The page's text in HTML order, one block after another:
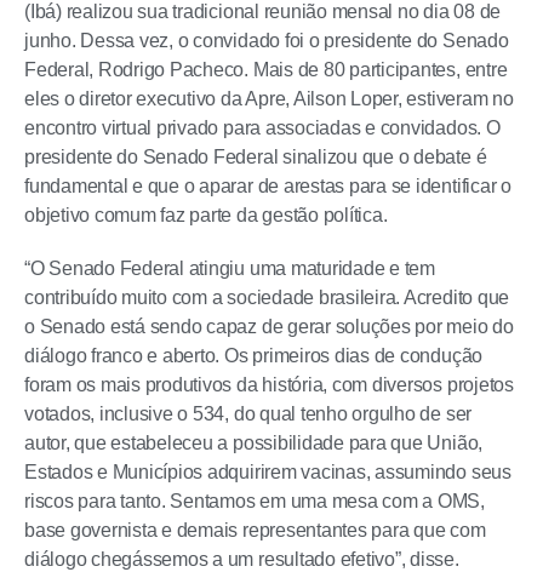
(Ibá) realizou sua tradicional reunião mensal no dia 08 de
junho. Dessa vez, o convidado foi o presidente do Senado
Federal, Rodrigo Pacheco. Mais de 80 participantes, entre
eles o diretor executivo da Apre, Ailson Loper, estiveram no
encontro virtual privado para associadas e convidados. O
presidente do Senado Federal sinalizou que o debate é
fundamental e que o aparar de arestas para se identificar o
objetivo comum faz parte da gestão política.
“O Senado Federal atingiu uma maturidade e tem
contribuído muito com a sociedade brasileira. Acredito que
o Senado está sendo capaz de gerar soluções por meio do
diálogo franco e aberto. Os primeiros dias de condução
foram os mais produtivos da história, com diversos projetos
votados, inclusive o 534, do qual tenho orgulho de ser
autor, que estabeleceu a possibilidade para que União,
Estados e Municípios adquirirem vacinas, assumindo seus
riscos para tanto. Sentamos em uma mesa com a OMS,
base governista e demais representantes para que com
diálogo chegássemos a um resultado efetivo”, disse.